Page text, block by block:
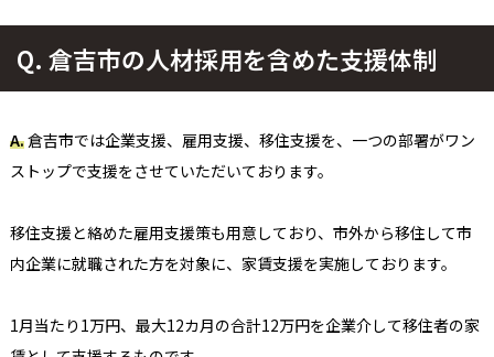
Q. 倉吉市の人材採用を含めた支援体制
A.倉吉市では企業支援、雇用支援、移住支援を、一つの部署がワン
ストップで支援をさせていただいております。
移住支援と絡めた雇用支援策も用意しており、市外から移住して市
内企業に就職された方を対象に、家賃支援を実施しております。
1月当たり1万円、最大12カ月の合計12万円を企業介して移住者の家